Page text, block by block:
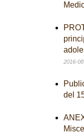
2016-
del